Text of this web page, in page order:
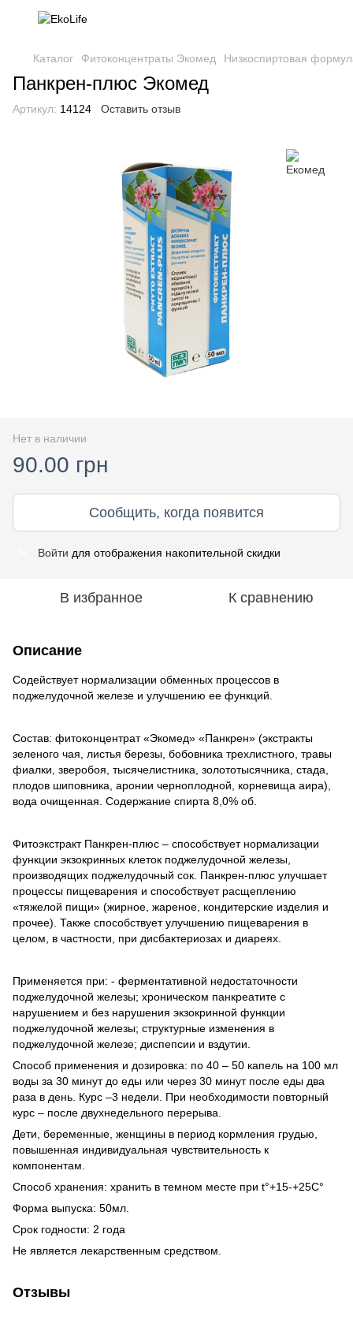
Каталог Фитоконцентраты Экомед Низкоспиртовая
Панкрен-плюс Экомед
Артикул: 14124 Оставить отзыв
Нет в наличии
90.00 грн
Сообщить, когда появится
Войти для отображения накопительной скидки
В избранное К сравнению
Описание
Содействует нормализации обменных процессов в
поджелудочной железе и улучшению ее функций.
Состав: фитоконцентрат «Экомед» «Панкрен» (экстракты
зеленого чая, листья березы, бобовника трехлистного, травы
фиалки, зверобоя, тысячелистника, золототысячника, стада,
плодов шиповника, аронии черноплодной, корневища аира),
вода очищенная. Содержание спирта 8,0% об.
Фитоэкстракт Панкрен-плюс – способствует нормализации
функции экзокринных клеток поджелудочной железы,
производящих поджелудочный сок. Панкрен-плюс улучшает
процессы пищеварения и способствует расщеплению
«тяжелой пищи» (жирное, жареное, кондитерские изделия и
прочее). Также способствует улучшению пищеварения в
целом, в частности, при дисбактериозах и диареях.
Применяется при: - ферментативной недостаточности
поджелудочной железы; хроническом панкреатите с
нарушением и без нарушения экзокринной функции
поджелудочной железы; структурные изменения в
поджелудочной железе; диспепсии и вздутии.
Способ применения и дозировка: по 40 – 50 капель на 100 мл
воды за 30 минут до еды или через 30 минут после еды два
раза в день. Курс –3 недели. При необходимости повторный
курс – после двухнедельного перерыва.
Дети, беременные, женщины в период кормления грудью,
повышенная индивидуальная чувствительность к
компонентам.
Способ хранения: хранить в темном месте при t°+15-+25C°
Форма выпуска: 50мл.
Срок годности: 2 года
Не является лекарственным средством.
Отзывы